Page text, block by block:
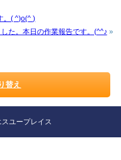
。( ^)o(^ )
た。本日の作業報告です。(^^♪ »
替え
ユープレイス